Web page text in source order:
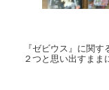
『ゼビウス』に関す
２つと思い出すまま